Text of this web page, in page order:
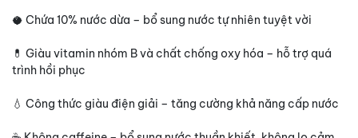
🥥 Chứa 10% nước dừa – bổ sung nước tự nhiên tuyệt vời
💊 Giàu vitamin nhóm B và chất chống oxy hóa – hỗ trợ quá
trình hồi phục
💧 Công thức giàu điện giải – tăng cường khả năng cấp nước